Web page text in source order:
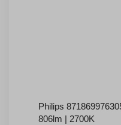
Philips
806lm | 2700K